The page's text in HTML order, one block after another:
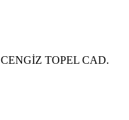
TOPEL CAD.